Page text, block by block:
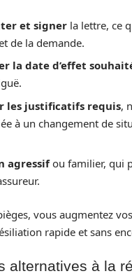
et signer la lettre, ce
de la demande.
la date d’effet
les justificatifs requis,
à un changement de
agressifou familier, qui
vous augmentez
rapide et sans
alternatives à la